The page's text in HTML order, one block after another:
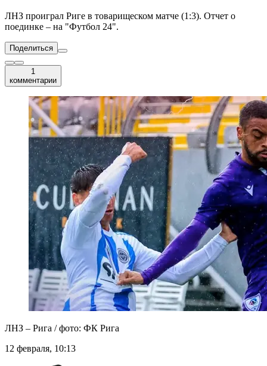
ЛНЗ проиграл Риге в товарищеском матче (1:3). Отчет о
поединке – на "Футбол 24".
Поделиться
1
комментарии
ЛНЗ – Рига / фото: ФК Рига
12 февраля, 10:13